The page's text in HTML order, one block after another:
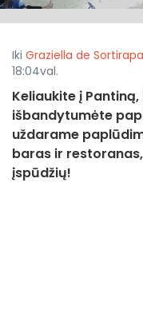
Iki Graziella de
18:04val.
Keliaukite į
išbandytumėte
uždarame
baras ir
įspūdžių!